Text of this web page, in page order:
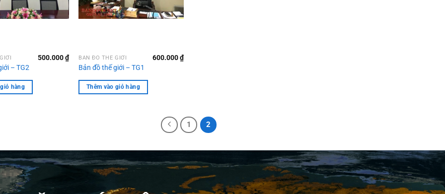
– TG2
500.000₫
hàng
BẢN ĐỒ THẾ GIỚI
Bản đồ thế giới – TG1
600.000₫
Thêm vào giỏ hàng
1 2